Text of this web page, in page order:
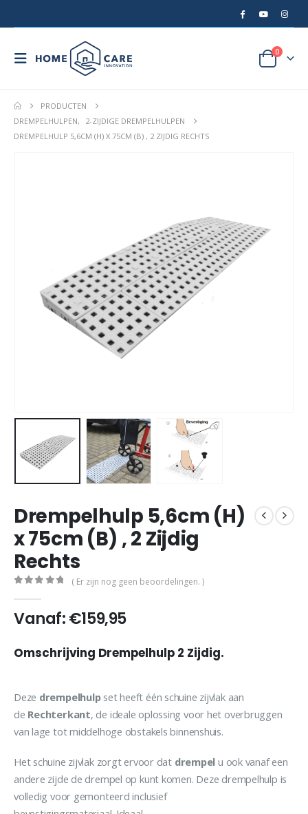
0
PRODUCTEN
DREMPELHULPEN,
2-ZIJDIGE DREMPELHULPEN
DREMPELHULP 5,6CM (H) X 75CM (B) , 2 ZIJDIG RECHTS
Drempelhulp 5,6cm (H)
x 75cm (B) , 2 Zijdig
Rechts
( Er zijn nog geen beoordelingen. )
Vanaf:€159,95
Omschrijving Drempelhulp 2 Zijdig.
Deze drempelhulpset heeft één schuine zijvlak aan
de Rechterkant, de ideale oplossing voor het overbruggen
van lage tot middelhoge obstakels binnenshuis.
Het schuine zijvlak zorgt ervoor dat drempel u ook vanaf een
andere zijde de drempel op kunt komen. Deze drempelhulp is
volledig voor gemonteerd inclusief